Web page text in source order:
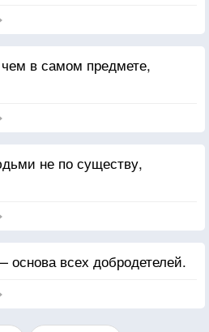
в самом предмете,
не по существу,
всех добродетелей.